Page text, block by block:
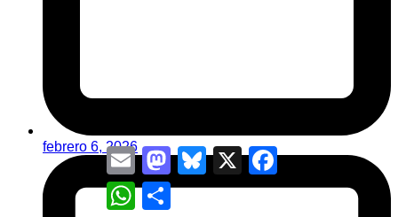
febrero 6, 2026EmailMastodonBluesky
X Facebook
WhatsAppCompartir